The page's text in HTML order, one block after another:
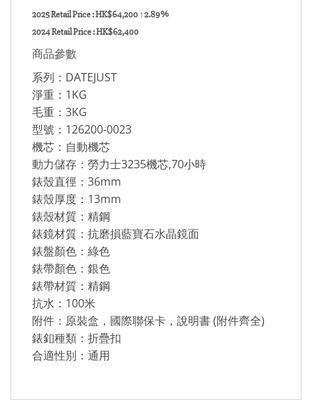
2025 Retail Price : HK$64,200 ↑2.89%
2024 Retail Price : HK$62,400
商品參數
系列：DATEJUST
淨重：1KG
毛重：3KG
型號：126200-0023
機芯：自動機芯
動力儲存：勞力士3235機芯,70小時
錶殼直徑：36mm
錶殼厚度：13mm
錶殼材質：精鋼
錶鏡材質：抗磨損藍寶石水晶鏡面
錶盤顏色：綠色
錶帶顏色：銀色
錶帶材質：精鋼
抗水：100米
附件：原裝盒，國際聯保卡，說明書 (附件齊全)
錶釦種類：折疊扣
合適性別：通用